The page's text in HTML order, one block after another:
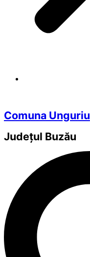
Comuna Unguriu
Județul Buzău